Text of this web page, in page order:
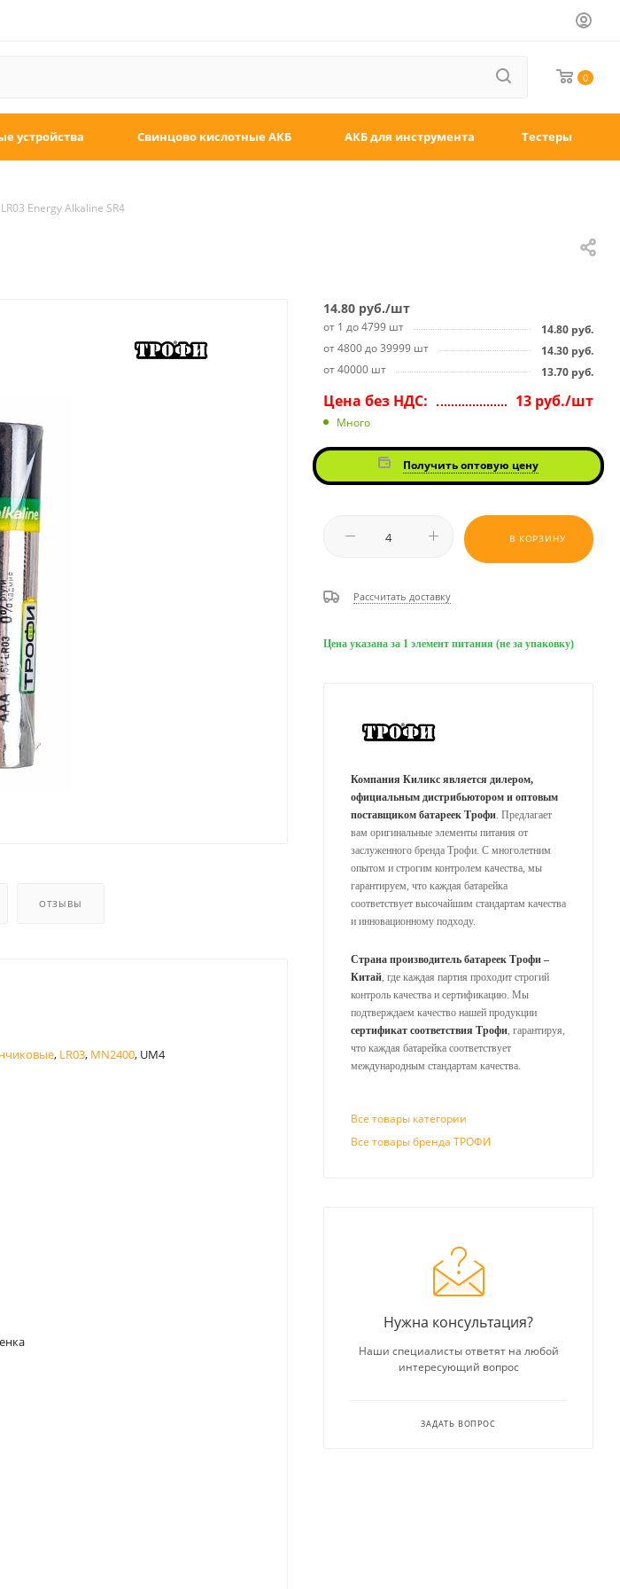
0
устройства Свинцово кислотные АКБ АКБ для инструмента Тестеры
Energy Alkaline SR4
ОТЗЫВЫ
, LR03, MN2400, UM4
14.80 руб./шт
от 1 до 4799 шт 14.80 руб.
от 4800 до 39999 шт
14.30 руб.
от 40000 шт
13.70 руб.
Цена без НДС: 13 руб./шт
Много
Получить оптовую цену
В КОРЗИНУ
Рассчитать доставку
Цена указана за 1 элемент питания (не за упаковку)
Компания Киликс является дилером,
официальным дистрибьютором и оптовым
поставщиком батареек Трофи . Предлагает
вам оригинальные элементы питания от
заслуженного бренда Трофи. С многолетним
опытом и строгим контролем качества, мы
гарантируем, что каждая батарейка
соответствует высочайшим стандартам качества
и инновационному подходу.
Страна производитель батареек Трофи –
Китай, где каждая партия проходит строгий
контроль качества и сертификацию. Мы
подтверждаем качество нашей продукции
сертификат соответствия Трофи, гарантируя,
что каждая батарейка соответствует
международным стандартам качества.
Все товары категории
Все товары бренда ТРОФИ
Нужна консультация?
Наши специалисты ответят на любой
интересующий вопрос
ЗАДАТЬ ВОПРОС